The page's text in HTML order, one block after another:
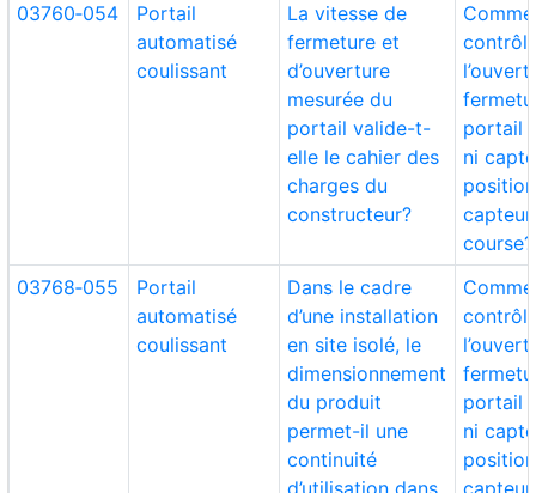
03760‑054
Portail
automatisé
coulissant
La vitesse de
fermeture et
d’ouverture
mesurée du
portail valide-t-
elle le cahier des
charges du
constructeur?
portail
ni
course?
03768‑055
Portail
automatisé
coulissant
Dans le cadre
d’une installation
en site isolé, le
dimensionnement
du produit
permet-il une
continuité
d’utilisation dans
portail
ni